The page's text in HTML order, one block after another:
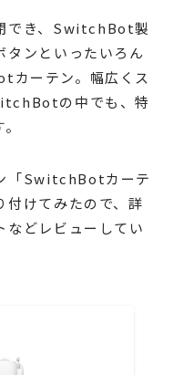
でき、SwitchBot製
タンといったいろん
カーテン。幅広くス
の中でも、特
「SwitchBotカーテ
付けてみたので、詳
などレビューしてい